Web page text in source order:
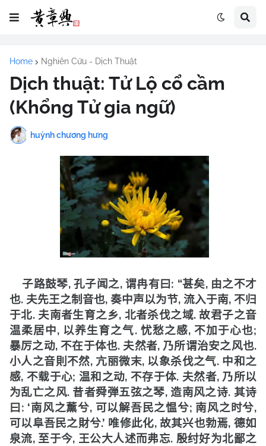
Home Nghiên Cứu - Dịch Thuật
Dịch thuật: Tử Lộ cổ cầm
(Khổng Tử gia ngữ)
huỳnh chương hưng
子路鼓琴,孔子闻之, 谓冉有曰: “甚矣, 由之不才
也. 夫先王之制音也, 奏中声以为节, 流入于南, 不归
于北. 夫南者生育之乡, 北者杀伐之域.故君子之音
温柔居中, 以养生育之气. 忧愁之感, 不加于心也;
暴厉之动, 不在于体也. 夫然者, 乃所谓治安之风也.
小人之音則不然, 亢丽微末, 以象杀伐之气. 中和之
感, 不载于心; 温和之动, 不存于体. 夫然者, 乃所以
为乱亡之风. 昔者舜弾五弦之琴,造南风之诗. 其诗
曰: ‘南风之薰兮, 可以解吾民之愠兮; 南风之时兮,
可以阜吾民之財兮.’ 唯修此化, 故其兴也勃焉, 德如
泉流, 至于今, 王公大人述而弗忘. 殷纣好为北鄙之